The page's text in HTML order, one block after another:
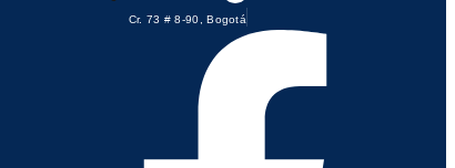
Cr. 73 # 8-90, Bogotá